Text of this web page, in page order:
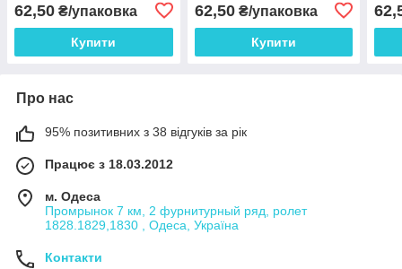
62,50 ₴/упаковка
Купити
62,50₴/упаковка
Купити
Про нас
95% позитивних з 38 відгуків за рік
Працює з 18.03.2012
м. Одеса
Промрынок 7 км, 2 фурнитурный ряд, ролет
1828.1829,1830 , Одеса, Україна
Контакти